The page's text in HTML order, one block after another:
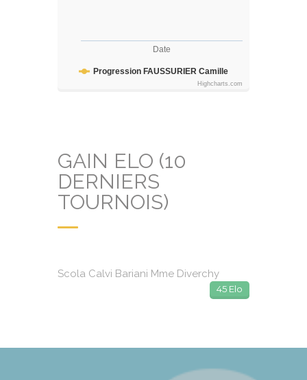
Date
Progression FAUSSURIER Camille
Highcharts.com
GAIN ELO (10
DERNIERS
TOURNOIS)
Scola Calvi Bariani Mme Diverchy
45 Elo